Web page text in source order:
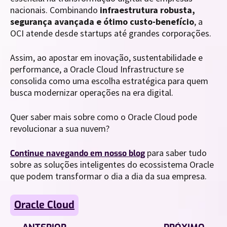
nacionais. Combinando infraestrutura robusta,
segurança avançada e ótimo custo-benefício, a
OCI atende desde startups até grandes corporações.
Assim, ao apostar em inovação, sustentabilidade e
performance, a Oracle Cloud Infrastructure se
consolida como uma escolha estratégica para quem
busca modernizar operações na era digital.
Quer saber mais sobre como o Oracle Cloud pode
revolucionar a sua nuvem?
Continue navegando em nosso blog para saber tudo
sobre as soluções inteligentes do ecossistema Oracle
que podem transformar o dia a dia da sua empresa.
Oracle Cloud